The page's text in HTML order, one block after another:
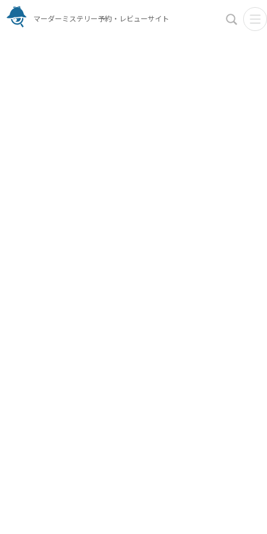
マーダーミステリー予約・レビューサイト